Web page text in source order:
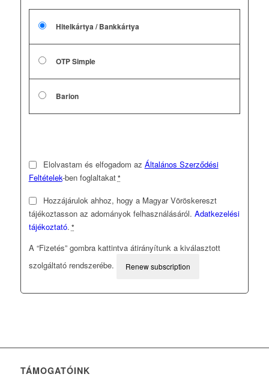
Hitelkártya / Bankkártya
OTP Simple
Barion
Elolvastam és elfogadom az Általános Szerződési
Feltételek-ben foglaltakat *
Hozzájárulok ahhoz, hogy a Magyar Vöröskereszt
tájékoztasson az adományok felhasználásáról. Adatkezelési
tájékoztató. *
A “Fizetés” gombra kattintva átirányítunk a kiválasztott
szolgáltató rendszerébe.
Renew subscription
TÁMOGATÓINK